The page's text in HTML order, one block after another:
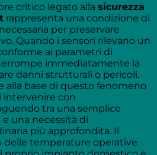
critico legato alla sicurezza
rappresenta una condizione di
per preservare
Quando i sensori rilevano un
ai parametri di
immediatamente la
danni strutturali o pericoli.
alla base di questo fenomeno
intervenire con
tra una semplice
una necessità di
più approfondita. Il
temperature operative